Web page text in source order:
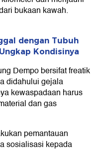
bukaan kawah.
dengan Tubuh
Kondisinya
Dempo bersifat freatik
didahului gejala
kewaspadaan harus
dan gas
pemantauan
sosialisasi kepada